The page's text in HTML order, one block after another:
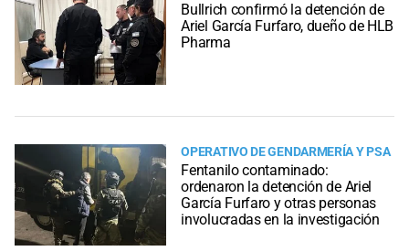
Bullrich confirmó la detención de
Ariel García Furfaro, dueño de HLB
Pharma
OPERATIVO DE GENDARMERÍA Y PSA
Fentanilo contaminado:
ordenaron la detención de Ariel
García Furfaro y otras personas
involucradas en la investigación